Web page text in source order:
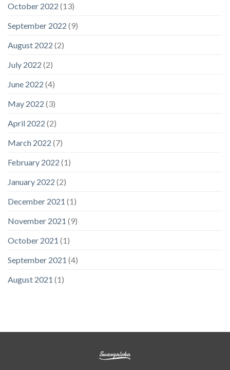
October 2022 (13)
September 2022 (9)
August 2022 (2)
July 2022 (2)
June 2022 (4)
May 2022 (3)
April 2022 (2)
March 2022 (7)
February 2022 (1)
January 2022 (2)
December 2021 (1)
November 2021 (9)
October 2021 (1)
September 2021 (4)
August 2021 (1)